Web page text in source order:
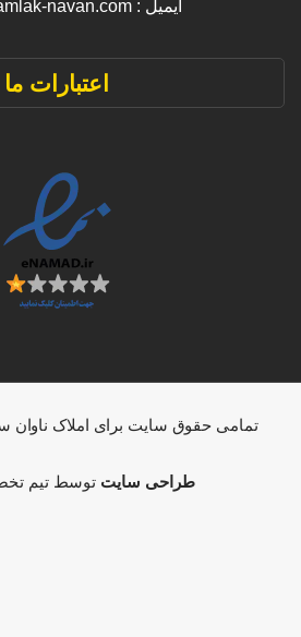
ایمیل : info [@] amlak-navan.com
اعتبارات ما
تمامی حقوق سایت برای املاک
طراحی سایت توسط تیم